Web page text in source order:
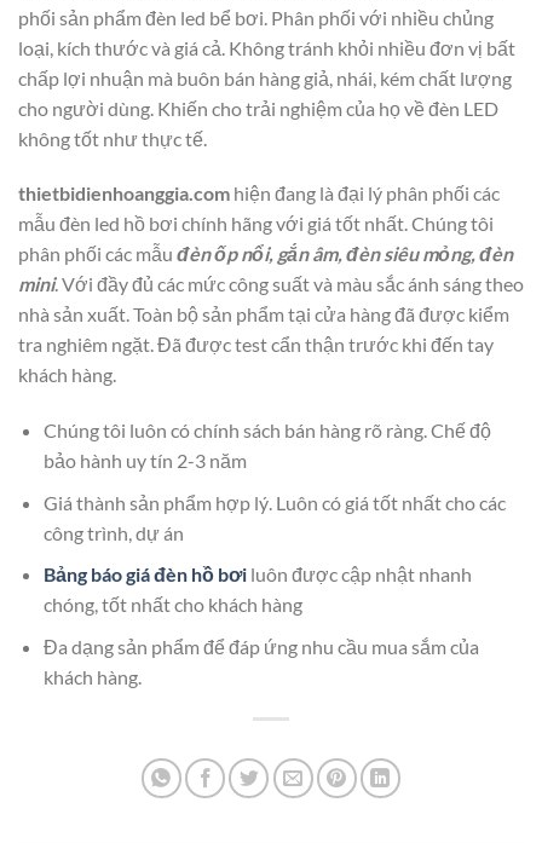
phối sản phẩm đèn led bể bơi. Phân phối với nhiều chủng
loại, kích thước và giá cả. Không tránh khỏi nhiều đơn vị bất
chấp lợi nhuận mà buôn bán hàng giả, nhái, kém chất lượng
cho người dùng. Khiến cho trải nghiệm của họ về đèn LED
không tốt như thực tế.
thietbidienhoanggia.com hiện đang là đại lý phân phối các
mẫu đèn led hồ bơi chính hãng với giá tốt nhất. Chúng tôi
phân phối các mẫu đèn ốp nổi, gắn âm, đèn siêu mỏng, đèn
mini. Với đầy đủ các mức công suất và màu sắc ánh sáng theo
nhà sản xuất. Toàn bộ sản phẩm tại cửa hàng đã được kiểm
tra nghiêm ngặt. Đã được test cẩn thận trước khi đến tay
khách hàng.
Chúng tôi luôn có chính sách bán hàng rõ ràng. Chế độ
bảo hành uy tín 2-3 năm
Giá thành sản phẩm hợp lý. Luôn có giá tốt nhất cho các
công trình, dự án
Bảng báo giá đèn hồ bơi luôn được cập nhật nhanh
chóng, tốt nhất cho khách hàng
Đa dạng sản phẩm để đáp ứng nhu cầu mua sắm của
khách hàng.